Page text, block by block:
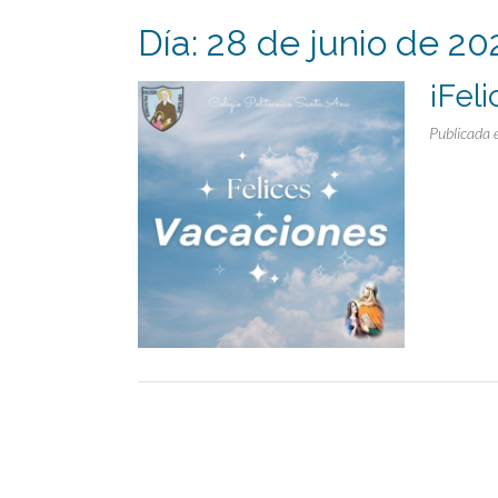
Día: 28 de junio de
Publicada